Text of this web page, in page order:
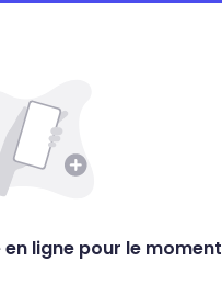
ligne pour le moment